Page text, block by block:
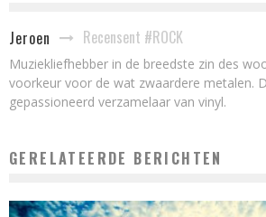
Jeroen Recensent #ROCK
Muziekliefhebber in de breedste zin des
voorkeur voor de wat zwaardere metalen.
gepassioneerd verzamelaar van vinyl.
GERELATEERDE BERICHTEN